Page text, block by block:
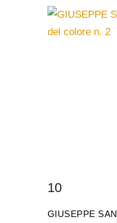
10
GIUSEPPE